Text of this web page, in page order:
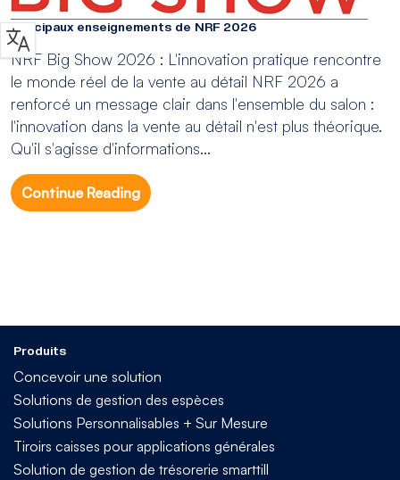
Principaux enseignements de NRF 2026
NRF Big Show 2026 : L'innovation pratique rencontre
le monde réel de la vente au détail NRF 2026 a
renforcé un message clair dans l'ensemble du salon :
l'innovation dans la vente au détail n'est plus théorique.
Qu'il s'agisse d'informations...
Continue Reading
Produits
Concevoir une solution
Solutions de gestion des espèces
Solutions Personnalisables + Sur Mesure
Tiroirs caisses pour applications générales
Solution de gestion de trésorerie smarttill